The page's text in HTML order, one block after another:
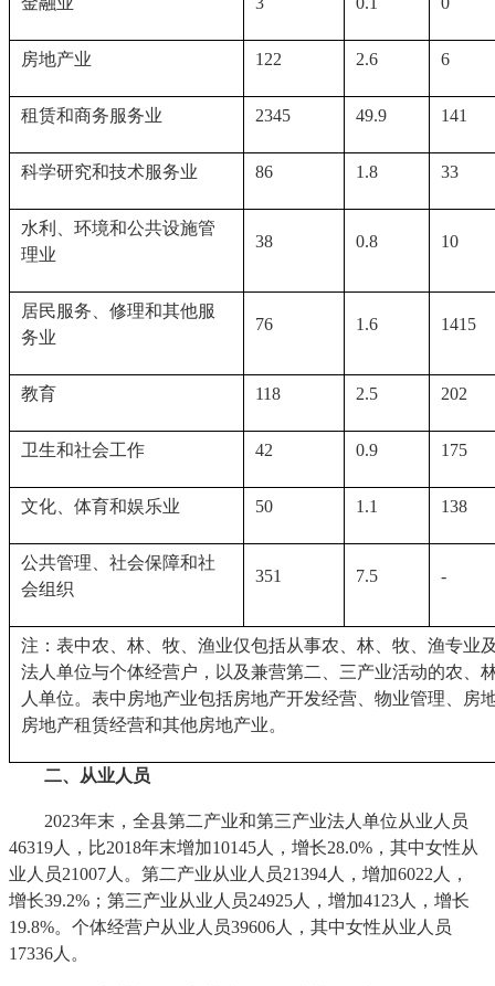
房地产业 122 2.6 6
租赁和商务服务业 2345 49.9 141
科学研究和技术服务业 86 1.8 33
水利、环境和公共设施管
理业
38 0.8 10
居民服务、修理和其他服
务业
76 1.6 1415
教育 118 2.5 202
卫生和社会工作 42 0.9 175
文化、体育和娱乐业 50 1.1 138
公共管理、社会保障和社
会组织
351 7.5 -
注：表中农、林、牧、渔业仅包括从事农、林、牧、渔专业
法人单位与个体经营户，以及兼营第二、三产业活动的农、
人单位。表中房地产业包括房地产开发经营、物业管理、房
房地产租赁经营和其他房地产业。
二、从业人员
2023年末，全县第二产业和第三产业法人单位从业人员
46319人，比2018年末增加10145人，增长28.0%，其中女性从
业人员21007人。第二产业从业人员21394人，增加6022人，
增长39.2%；第三产业从业人员24925人，增加4123人，增长
19.8%。个体经营户从业人员39606人，其中女性从业人员
17336人。